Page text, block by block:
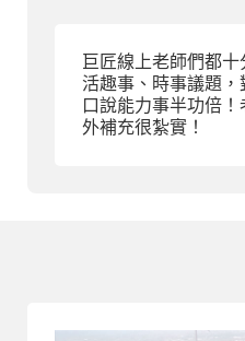
巨匠線上老師們都
活趣事、時事議題，
口說能力事半功倍
外補充很紮實！